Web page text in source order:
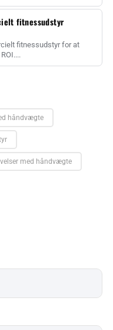
fitnessudstyr
fitnessudstyr for at
håndvægte
med håndvægte